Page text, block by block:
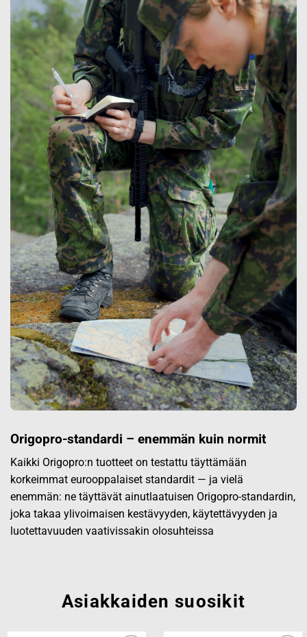
Origopro-standardi – enemmän kuin normit
Kaikki Origopro:n tuotteet on testattu täyttämään
korkeimmat eurooppalaiset standardit — ja vielä
enemmän: ne täyttävät ainutlaatuisen Origopro-standardin,
joka takaa ylivoimaisen kestävyyden, käytettävyyden ja
luotettavuuden vaativissakin olosuhteissa
Asiakkaiden suosikit